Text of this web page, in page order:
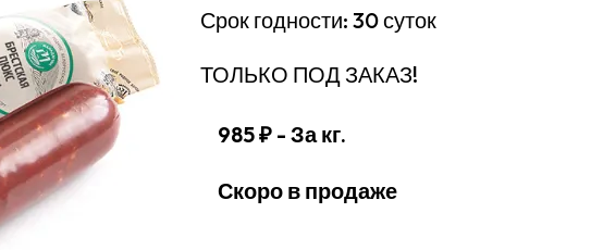
Срок годности: 30 суток
ТОЛЬКО ПОД ЗАКАЗ!
985 ₽ - За кг.
Скоро в продаже